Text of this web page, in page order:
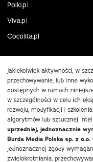
Polki.pl
Viva.pl
Cocolita.pl
Jakiekolwiek aktywności, w
przechowywanie, lub inne
dostępnych w ramach
w szczególności w celu ich
rozwoju, modyfikacji i
algorytmów lub sztucznej
uprzedniej, jednoznacznie
Burda Media Polska sp. z o.o.
jednoznacznej zgody
zwielokrotniania,